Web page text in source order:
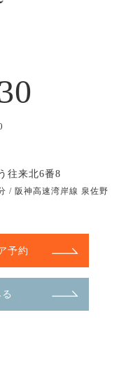
往来北6番8
/ 阪神高速湾岸線 泉佐野
予約